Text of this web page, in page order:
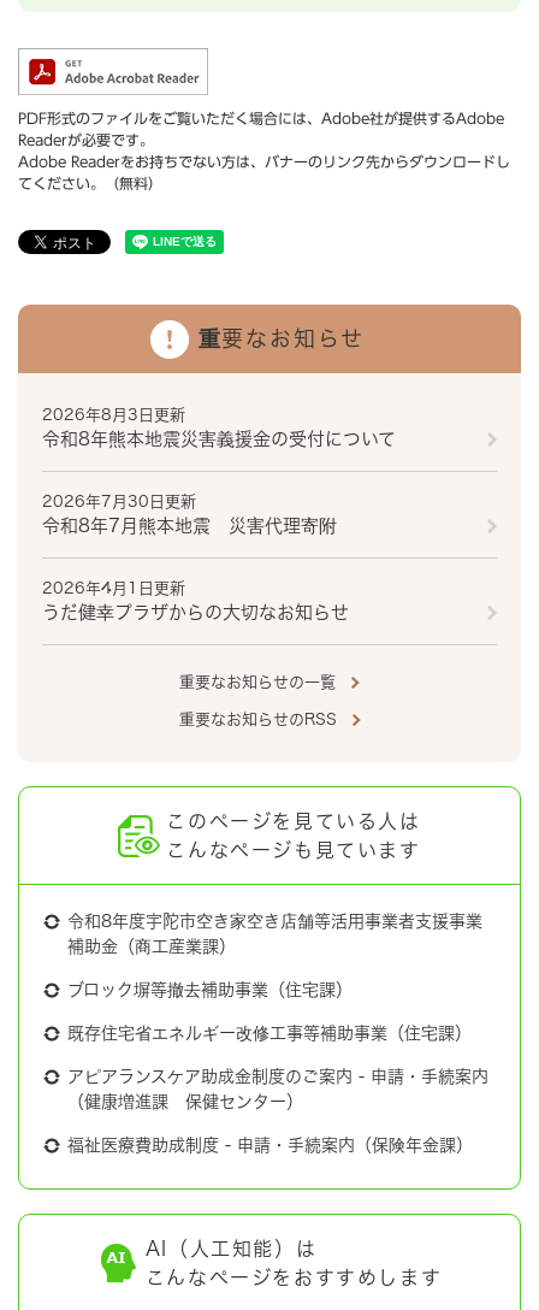
PDF形式のファイルをご覧いただく場合には、Adobe社が提供するAdobe
Readerが必要です。
Adobe Readerをお持ちでない方は、バナーのリンク先からダウンロードし
てください。（無料）
重要なお知らせ
2026年8月3日更新
令和8年熊本地震災害義援金の受付について
2026年7月30日更新
令和8年7月熊本地震 災害代理寄附
2026年4月1日更新
うだ健幸プラザからの大切なお知らせ
重要なお知らせの一覧
重要なお知らせのRSS
このページを見ている人は
こんなページも見ています
令和8年度宇陀市空き家空き店舗等活用事業者支援事業
補助金（商工産業課）
ブロック塀等撤去補助事業（住宅課）
既存住宅省エネルギー改修工事等補助事業（住宅課）
アピアランスケア助成金制度のご案内 - 申請・手続案内
（健康増進課 保健センター）
福祉医療費助成制度 - 申請・手続案内（保険年金課）
AI（人工知能）は
こんなページをおすすめします